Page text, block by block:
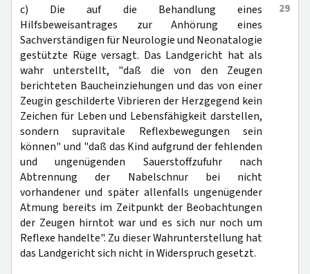
29
c) Die auf die Behandlung eines
Hilfsbeweisantrages zur Anhörung eines
Sachverständigen für Neurologie und Neonatalogie
gestützte Rüge versagt. Das Landgericht hat als
wahr unterstellt, "daß die von den Zeugen
berichteten Baucheinziehungen und das von einer
Zeugin geschilderte Vibrieren der Herzgegend kein
Zeichen für Leben und Lebensfähigkeit darstellen,
sondern supravitale Reflexbewegungen sein
können" und "daß das Kind aufgrund der fehlenden
und ungenügenden Sauerstoffzufuhr nach
Abtrennung der Nabelschnur bei nicht
vorhandener und später allenfalls ungenügender
Atmung bereits im Zeitpunkt der Beobachtungen
der Zeugen hirntot war und es sich nur noch um
Reflexe handelte". Zu dieser Wahrunterstellung hat
das Landgericht sich nicht in Widerspruch gesetzt.